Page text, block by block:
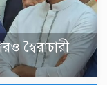
স্বৈরাচারী